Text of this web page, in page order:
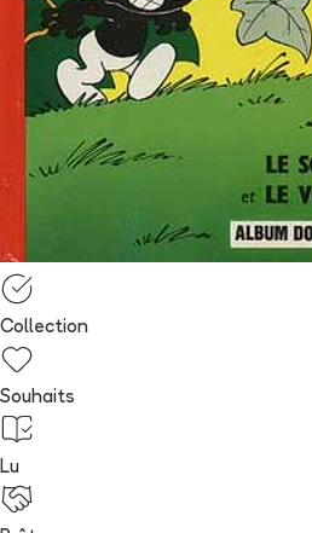
Collection
Souhaits
Lu